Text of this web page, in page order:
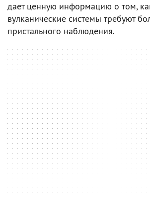
дает ценную информацию о том,
вулканические системы требуют
пристального наблюдения.